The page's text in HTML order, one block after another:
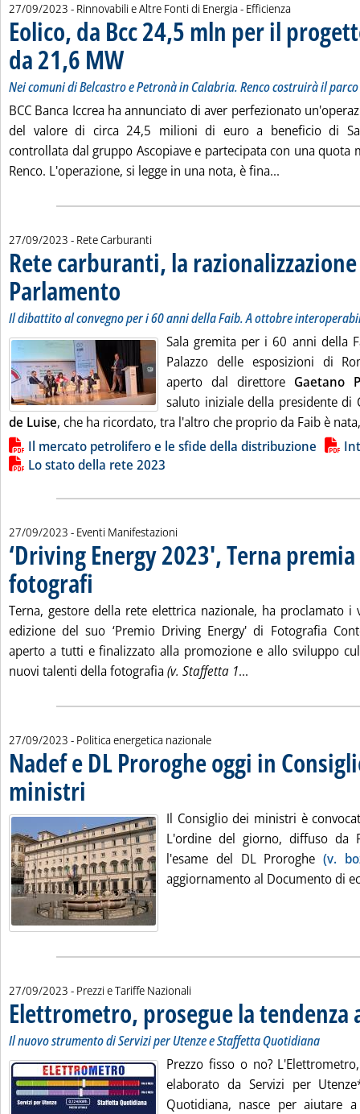
27/09/2023 - Rinnovabili e Altre Fonti di Energia - Efficienza
Eolico, da Bcc 24,5 mln per il
da 21,6 MW. Sottotitolo: Nei comuni di Belcastro e Petronà in Calabria.
. Pubblicata mercoledì 27 settembre 2023 alle 17.23.
Nei comuni di Belcastro e Petronà in Calabria. Renco costruirà il parco
BCC Banca Iccrea ha annunciato di aver perfezionato
del valore di circa 24,5 milioni di euro a beneficio di
controllata dal gruppo Ascopiave e partecipata con una quota
Renco. L'operazione, si legge in una nota, è fina...
27/09/2023 - Rete Carburanti
Rete carburanti, la
Parlamento
Il dibattito al convegno per i 60 anni della Faib. A ottobre
Sala gremita per i 60 anni della
Palazzo delle esposizioni di
aperto dal direttore Gaetano
saluto iniziale della presidente di
de Luise, che ha ricordato, tra l'altro che proprio da Faib è
Lista allegati PDF alla notizia
Il mercato petrolifero e le sfide della distribuzione
Lo stato della rete 2023
27/09/2023 - Eventi Manifestazioni
‘Driving Energy 2023', Terna
fotografi . Pubblicata mercoledì 27 settembre 2023 alle 15.56.
Terna, gestore della rete elettrica nazionale, ha proclamato i
edizione del suo ‘Premio Driving Energy' di Fotografia
aperto a tutti e finalizzato alla promozione e allo sviluppo
nuovi talenti della fotografia(v. Staffetta 1...
27/09/2023 - Politica energetica nazionale
Nadef e DL Proroghe oggi in
ministri . Pubblicata mercoledì 27 settembre 2023 alle 15.37.
Il Consiglio dei ministri è
L'ordine del giorno, diffuso da
l'esame del DL Proroghe(v.
aggiornamento al Documento di
27/09/2023 - Prezzi e Tariffe Nazionali
Elettrometro, prosegue la tendenza
Il nuovo strumento di Servizi per Utenze e Staffetta Quotidiana
Prezzo fisso o no?
elaborato da Servizi per
Quotidiana, nasce per aiutare